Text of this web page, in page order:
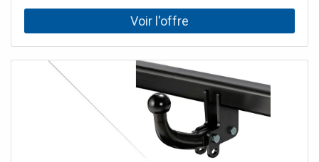
propose les meilleurs prix tout au long de l'année.